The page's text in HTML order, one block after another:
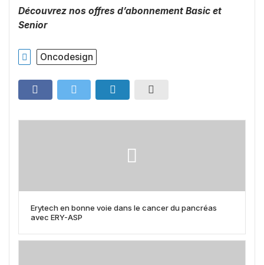
Découvrez nos offres d’abonnement Basic et
Senior
Oncodesign
Erytech en bonne voie dans le cancer du pancréas
avec ERY-ASP